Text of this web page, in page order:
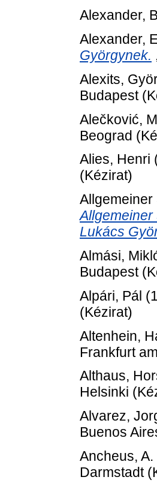
Alexander,
Alexander,
Györgynek.
Alexits,
Budapest
Alečković,
Beograd
Alies, Henri
(Kézirat)
Lukács
Almási,
Budapest
Alpári, Pál
(Kézirat)
Altenhein,
Frankfurt
Althaus,
Helsinki
Alvarez,
Buenos
Ancheus, A.
Darmstadt